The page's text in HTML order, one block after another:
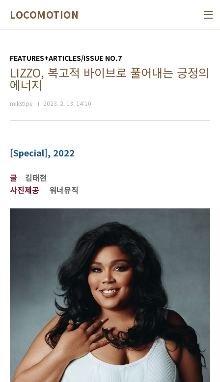
LOCOMOTION
FEATURES+ARTICLES/ISSUE NO.7
LIZZO, 복고적 바이브로 풀어내는 긍정의
에너지
mikstipe 2023. 2. 13. 14:10
[Special], 2022
글
김태현
사진제공 워너뮤직